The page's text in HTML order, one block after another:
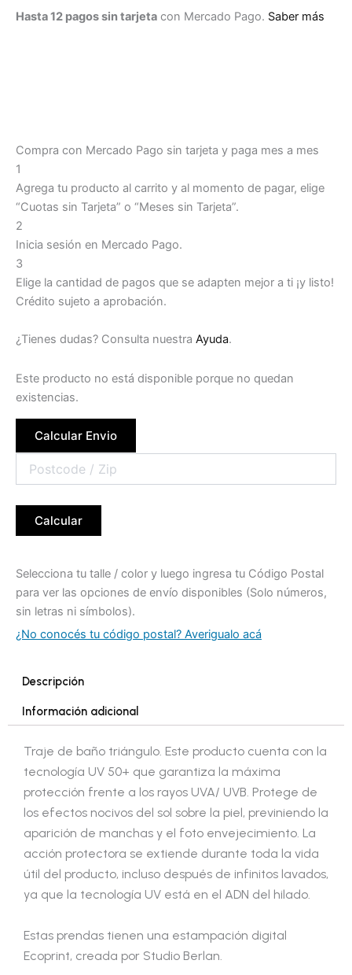
Hasta 12 pagos sin tarjeta con Mercado Pago. Saber más
Compra con Mercado Pago sin tarjeta y paga mes a mes
1
Agrega tu producto al carrito y al momento de pagar, elige
“Cuotas sin Tarjeta” o “Meses sin Tarjeta”.
2
Inicia sesión en Mercado Pago.
3
Elige la cantidad de pagos que se adapten mejor a ti ¡y listo!
Crédito sujeto a aprobación.
¿Tienes dudas? Consulta nuestra Ayuda.
Este producto no está disponible porque no quedan
existencias.
Calcular Envio
Calcular
Selecciona tu talle / color y luego ingresa tu Código Postal
para ver las opciones de envío disponibles (Solo números,
sin letras ni símbolos).
¿No conocés tu código postal? Averigualo acá
Descripción
Información adicional
Traje de baño triángulo. Este producto cuenta con la
tecnología UV 50+ que garantiza la máxima
protección frente a los rayos UVA/ UVB. Protege de
los efectos nocivos del sol sobre la piel, previniendo la
aparición de manchas y el foto envejecimiento. La
acción protectora se extiende durante toda la vida
útil del producto, incluso después de infinitos lavados,
ya que la tecnología UV está en el ADN del hilado.
Estas prendas tienen una estampación digital
Ecoprint, creada por Studio Berlan.